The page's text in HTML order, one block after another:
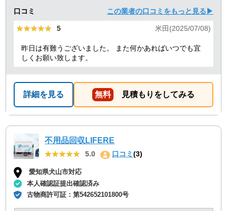
口コミ この業者の口コミをもっと見る▶
★★★★★
★★★★★ 5 米田(2025/07/08)
昨日は有難うございました。 また何かあればいつでも宜
しくお願い致します。
詳細を見る 無料 見積もりをしてみる
不用品回収LIFERE
★★★★★
★★★★★ 5.0 口コミ(3)
愛知県犬山市対応
本人確認証提出確認済み
古物商許可証：第542652101800号